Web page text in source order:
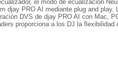
el modo de ecualización
djay PRO AI mediante plug and
DVS de djay PRO AI con Mac,
proporciona a los DJ la